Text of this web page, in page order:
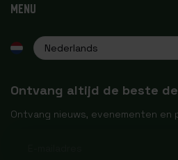
MENU
Ontvang altijd de beste
Ontvang nieuws, evenementen